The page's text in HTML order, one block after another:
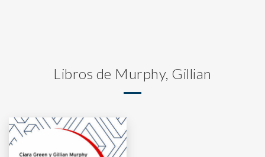
Libros de Murphy, Gillian